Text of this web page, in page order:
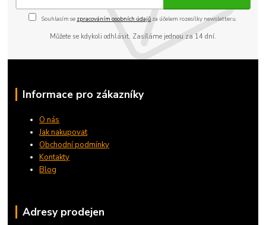
Souhlasím se zpracováním osobních údajů za účelem rozesílky newsletteru.
Můžete se kdykoli odhlásit. Zasíláme jednou za 14 dní.
Informace pro zákazníky
O nás
Jak nakupovat
Obchodní podmínky
Kontakty
Blog
Adresy prodejen